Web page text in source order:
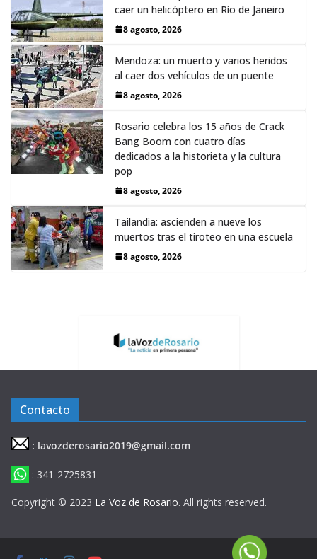
caer un helicóptero en Río de Janeiro
8 agosto, 2026
Mendoza: un muerto y varios heridos
al caer dos vehículos de un puente
8 agosto, 2026
Rosario celebra los 15 años de Crack
Bang Boom con cuatro días
dedicados a la historieta y la cultura
pop
8 agosto, 2026
Tailandia: ascienden a nueve los
muertos tras el tiroteo en una escuela
8 agosto, 2026
Contacto
: lavozderosario2019@gmail.com
: 341-2725831
Copyright © 2023 La Voz de Rosario. All rights reserved.